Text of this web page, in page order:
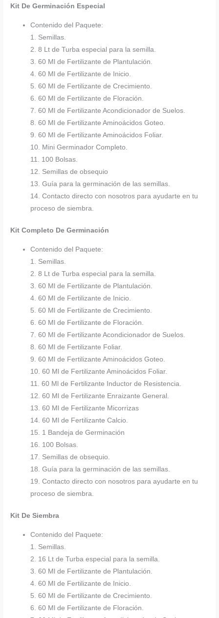
Kit De Germinación Especial
Contenido del Paquete:
1. Semillas.
2. 8 Lt de Turba especial para la semilla.
3. 60 Ml de Fertilizante de Plantulación.
4. 60 Ml de Fertilizante de Inicio.
5. 60 Ml de Fertilizante de Crecimiento.
6. 60 Ml de Fertilizante de Floración.
7. 60 Ml de Fertilizante Acondicionador de Suelos.
8. 60 Ml de Fertilizante Aminoácidos Goteo.
9. 60 Ml de Fertilizante Aminoácidos Foliar.
10. Mini Germinador Completo.
11. 100 Bolsas.
12. Semillas de obsequio
13. Guía para la germinación de las semillas.
14. Contacto directo con nosotros para ayudarte en tu
proceso de siembra.
Kit Completo De Germinación
Contenido del Paquete:
1. Semillas.
2. 8 Lt de Turba especial para la semilla.
3. 60 Ml de Fertilizante de Plantulación.
4. 60 Ml de Fertilizante de Inicio.
5. 60 Ml de Fertilizante de Crecimiento.
6. 60 Ml de Fertilizante de Floración.
7. 60 Ml de Fertilizante Acondicionador de Suelos.
8. 60 Ml de Fertilizante Foliar.
9. 60 Ml de Fertilizante Aminoácidos Goteo.
10. 60 Ml de Fertilizante Aminoácidos Foliar.
11. 60 Ml de Fertilizante Inductor de Resistencia.
12. 60 Ml de Fertilizante Enraizante General.
13. 60 Ml de Fertilizante Micorrizas
14. 60 Ml de Fertilizante Calcio.
15. 1 Bandeja de Germinación
16. 100 Bolsas.
17. Semillas de obsequio.
18. Guía para la germinación de las semillas.
19. Contacto directo con nosotros para ayudarte en tu
proceso de siembra.
Kit De Siembra
Contenido del Paquete:
1. Semillas.
2. 16 Lt de Turba especial para la semilla.
3. 60 Ml de Fertilizante de Plantulación.
4. 60 Ml de Fertilizante de Inicio.
5. 60 Ml de Fertilizante de Crecimiento.
6. 60 Ml de Fertilizante de Floración.